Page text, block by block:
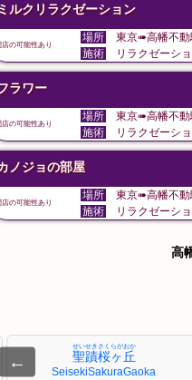
ミルクリラクゼーション
店の可能性あり
場所 東京➠高幡不動
施術 リラクゼーシ
ラワー
店の可能性あり
場所 東京➠高幡不動
施術 リラクゼーシ
ノジョの部屋
店の可能性あり
場所 東京➠高幡不動
施術 リラクゼーシ
高
← 聖蹟桜ヶ丘
せいせきさくらがおか
SeisekiSakuraGaoka